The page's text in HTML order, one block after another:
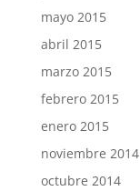
mayo 2015
abril 2015
marzo 2015
febrero 2015
enero 2015
noviembre 2014
octubre 2014